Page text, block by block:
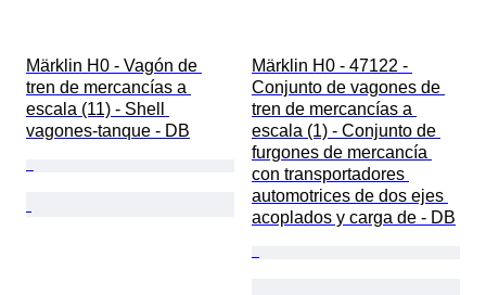
Märklin H0 - Vagón de
tren de mercancías a
escala (11) - Shell
vagones-tanque - DB
Märklin H0 - 47122 -
Conjunto de vagones de
tren de mercancías a
escala (1) - Conjunto de
furgones de mercancía
con transportadores
automotrices de dos ejes
acoplados y carga de - DB